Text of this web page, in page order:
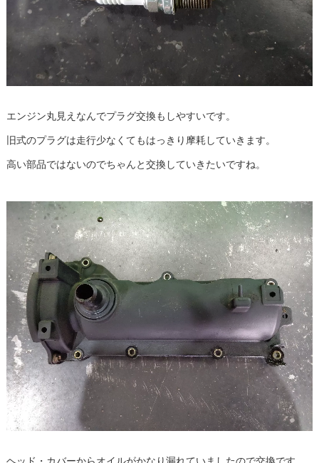
エンジン丸見えなんでプラグ交換もしやすいです。
旧式のプラグは走行少なくてもはっきり摩耗していきます。
高い部品ではないのでちゃんと交換していきたいですね。